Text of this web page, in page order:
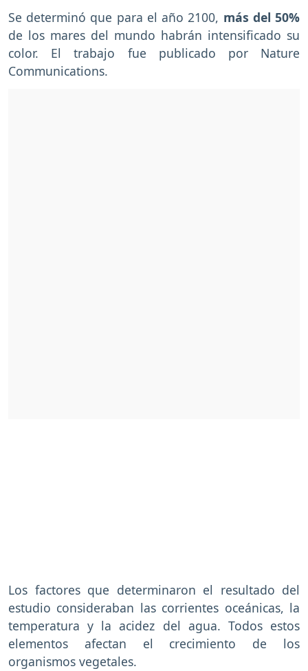
Se determinó que para el año 2100, más del 50%
de los mares del mundo habrán intensificado su
color. El trabajo fue publicado por Nature
Communications.
Los factores que determinaron el resultado del
estudio consideraban las corrientes oceánicas, la
temperatura y la acidez del agua. Todos estos
elementos afectan el crecimiento de los
organismos vegetales.